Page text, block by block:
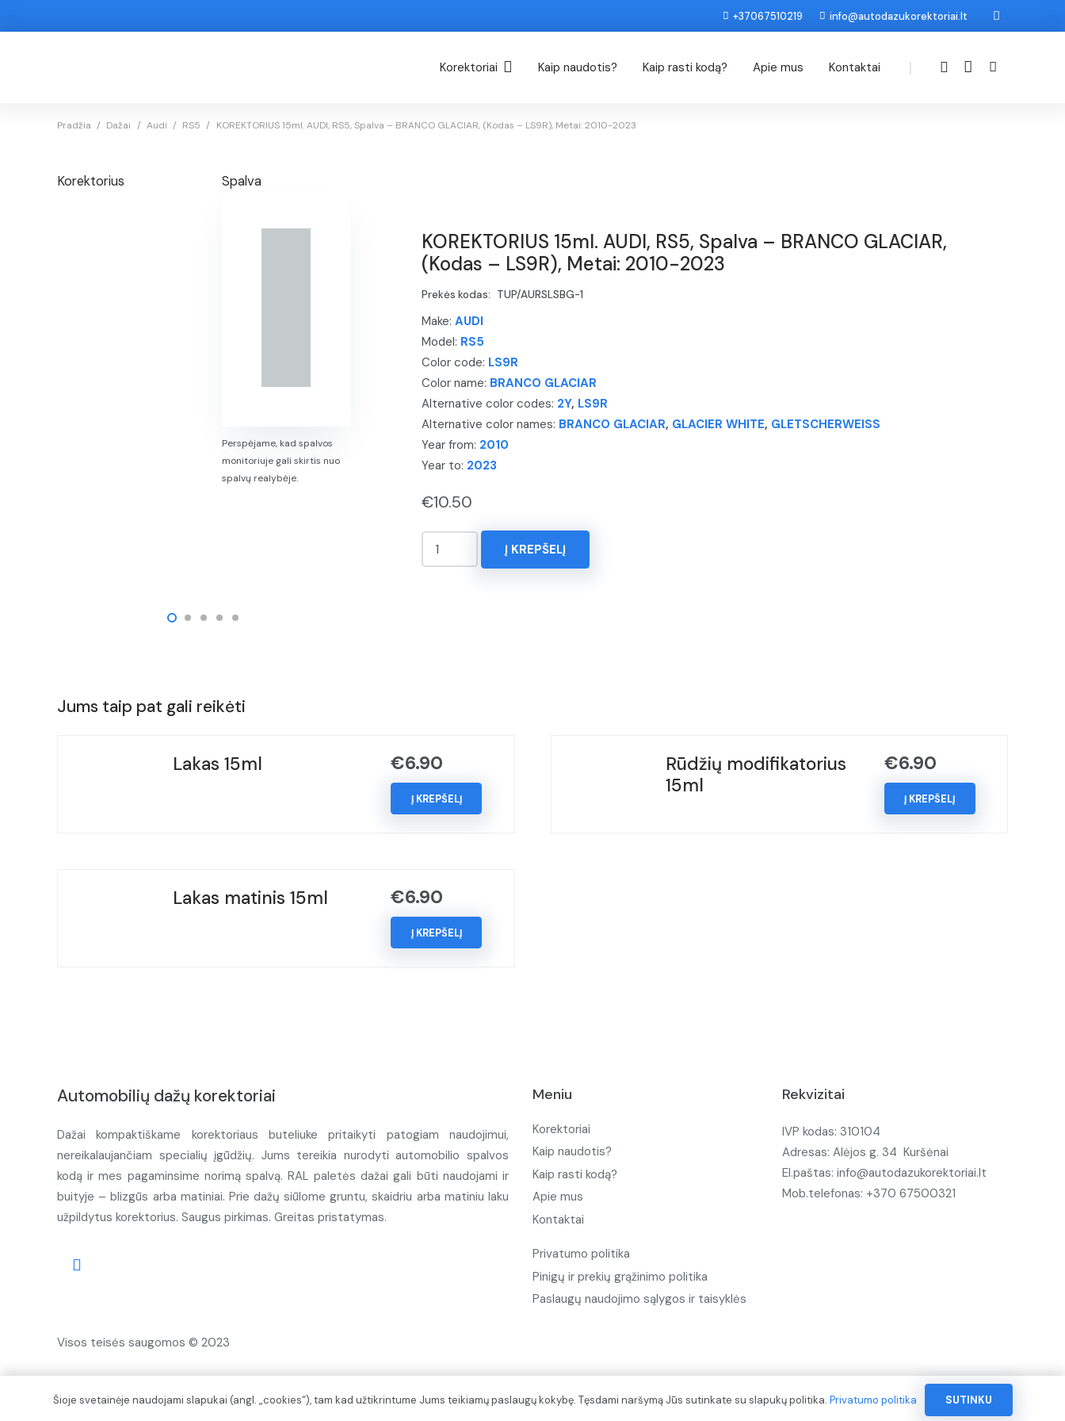
+37067510219 info@autodazukorektoriai.lt
Korektoriai Kaip naudotis? Kaip rasti kodą? Apie mus Kontaktai |
Pradžia / Dažai / Audi / RS5 / KOREKTORIUS 15ml. AUDI, RS5, Spalva – BRANCO GLACIAR, (Kodas – LS9R), Metai: 2010-2023
Korektorius Spalva
Perspėjame, kad spalvos
monitoriuje gali skirtis nuo
spalvų realybėje.
KOREKTORIUS 15ml. AUDI, RS5, Spalva – BRANCO GLACIAR,
(Kodas – LS9R), Metai: 2010-2023
Prekės kodas: TUP/AURSLSBG-1
Make: AUDI
Model: RS5
Color code: LS9R
Color name: BRANCO GLACIAR
Alternative color codes: 2Y, LS9R
Alternative color names: BRANCO GLACIAR, GLACIER WHITE, GLETSCHERWEISS
Year from: 2010
Year to: 2023
€10.50
produkto
kiekis:
-
Į KREPŠELĮ
Jums taip pat gali reikėti
Lakas 15ml €6.90
Į KREPŠELĮ
Rūdžių modifikatorius
15ml
€6.90
Į KREPŠELĮ
Lakas matinis 15ml €6.90
Į KREPŠELĮ
Automobilių dažų korektoriai
Dažai kompaktiškame korektoriaus buteliuke pritaikyti patogiam naudojimui,
nereikalaujančiam specialių įgūdžių. Jums tereikia nurodyti automobilio spalvos
kodą ir mes pagaminsime norimą spalvą. RAL paletės dažai gali būti naudojami ir
buityje – blizgūs arba matiniai. Prie dažų siūlome gruntu, skaidriu arba matiniu laku
užpildytus korektorius. Saugus pirkimas. Greitas pristatymas.
Visos teisės saugomos © 2023
Meniu
Korektoriai
Kaip naudotis?
Kaip rasti kodą?
Apie mus
Kontaktai
Privatumo politika
Pinigų ir prekių grąžinimo politika
Paslaugų naudojimo sąlygos ir taisyklės
Rekvizitai
IVP kodas: 310104
Adresas: Alėjos g. 34 Kuršėnai
El.paštas: info@autodazukorektoriai.lt
Mob.telefonas: +370 67500321
Šioje svetainėje naudojami slapukai (angl. „cookies“), tam kad užtikrintume Jums teikiamų paslaugų kokybę. Tęsdami naršymą Jūs sutinkate su slapukų politika. Privatumo politika SUTINKU